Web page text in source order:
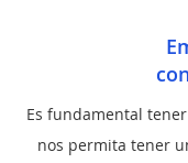
Es fundamental
nos permita tener